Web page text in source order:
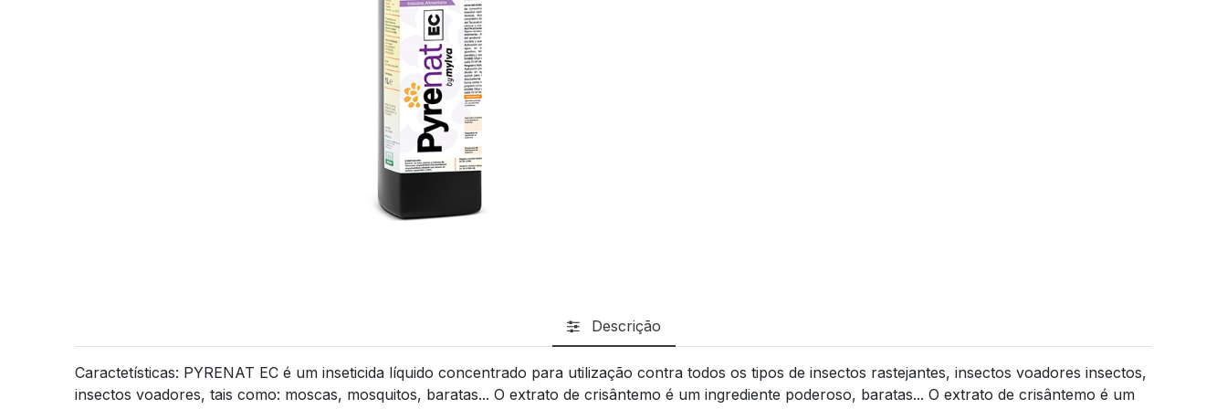
Descrição
Caractetísticas: PYRENAT EC é um inseticida líquido concentrado para utilização contra todos os tipos de insectos rastejantes, insectos voadores insectos,
insectos voadores, tais como: moscas, mosquitos, baratas... O extrato de crisântemo é um ingrediente poderoso, baratas... O extrato de crisântemo é um